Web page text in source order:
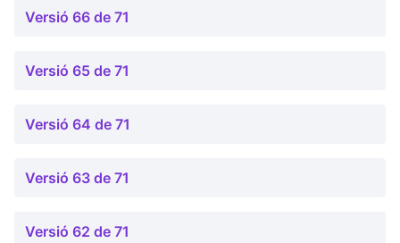
Versió 66 de 71
Versió 65 de 71
Versió 64 de 71
Versió 63 de 71
Versió 62 de 71